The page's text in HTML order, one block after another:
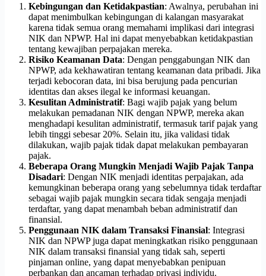
Kebingungan dan Ketidakpastian: Awalnya, perubahan ini
dapat menimbulkan kebingungan di kalangan masyarakat
karena tidak semua orang memahami implikasi dari integrasi
NIK dan NPWP. Hal ini dapat menyebabkan ketidakpastian
tentang kewajiban perpajakan mereka.
Risiko Keamanan Data: Dengan penggabungan NIK dan
NPWP, ada kekhawatiran tentang keamanan data pribadi. Jika
terjadi kebocoran data, ini bisa berujung pada pencurian
identitas dan akses ilegal ke informasi keuangan.
Kesulitan Administratif: Bagi wajib pajak yang belum
melakukan pemadanan NIK dengan NPWP, mereka akan
menghadapi kesulitan administratif, termasuk tarif pajak yang
lebih tinggi sebesar 20%. Selain itu, jika validasi tidak
dilakukan, wajib pajak tidak dapat melakukan pembayaran
pajak.
Beberapa Orang Mungkin Menjadi Wajib Pajak Tanpa
Disadari: Dengan NIK menjadi identitas perpajakan, ada
kemungkinan beberapa orang yang sebelumnya tidak terdaftar
sebagai wajib pajak mungkin secara tidak sengaja menjadi
terdaftar, yang dapat menambah beban administratif dan
finansial.
Penggunaan NIK dalam Transaksi Finansial: Integrasi
NIK dan NPWP juga dapat meningkatkan risiko penggunaan
NIK dalam transaksi finansial yang tidak sah, seperti
pinjaman online, yang dapat menyebabkan penipuan
perbankan dan ancaman terhadap privasi individu.